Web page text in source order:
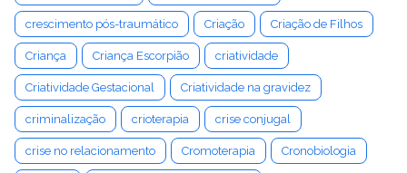
crescimento pós-traumático Criação Criação de Filhos
Criança Criança Escorpião criatividade
Criatividade Gestacional Criatividade na gravidez
criminalização crioterapia crise conjugal
crise no relacionamento Cromoterapia Cronobiologia